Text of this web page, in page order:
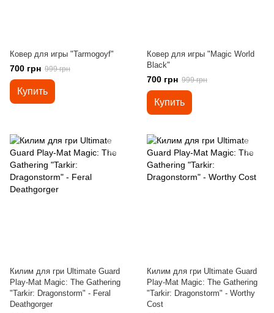
Ковер для игры "Tarmogoyf"
700 грн 999 грн
Купить
Ковер для игры "Magic World
Black"
700 грн 999 грн
Купить
Килим для гри Ultimate Guard
Play-Mat Magic: The Gathering
"Tarkir: Dragonstorm" - Feral
Deathgorger
Килим для гри Ultimate Guard
Play-Mat Magic: The Gathering
"Tarkir: Dragonstorm" - Worthy
Cost